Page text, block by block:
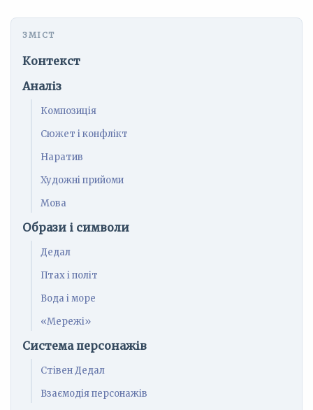
Контекст
Аналіз
Композиція
Сюжет і конфлікт
Наратив
Художні прийоми
Мова
Образи і символи
Дедал
Птах і політ
Вода і море
«Мережі»
Система персонажів
Стівен Дедал
Взаємодія персонажів